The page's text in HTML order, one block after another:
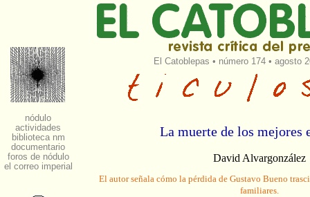
El Catoblepas • número 174• agosto
La muerte de los mejores
David Alvargonzález
El autor señala cómo la pérdida de Gustavo Bueno
familiares.